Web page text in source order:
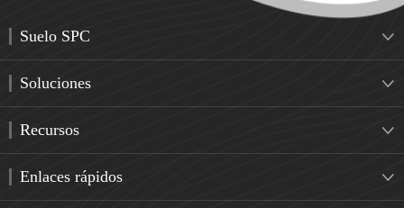
Suelo SPC 
Soluciones 
Recursos 
Enlaces rápidos 